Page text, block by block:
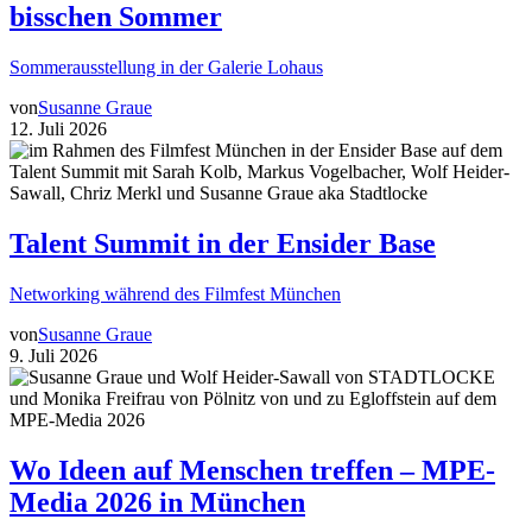
bisschen Sommer
Sommerausstellung in der Galerie Lohaus
vonSusanne Graue
12. Juli 2026
Talent Summit in der Ensider Base
Networking während des Filmfest München
vonSusanne Graue
9. Juli 2026
Wo Ideen auf Menschen treffen – MPE-
Media 2026 in München